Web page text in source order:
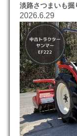
淡路さつまいも掘
2026.6.29